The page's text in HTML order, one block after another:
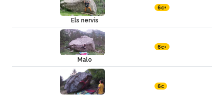
Els nervis
6c+
Malo
6c+
6c